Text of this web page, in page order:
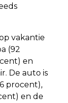
vakantie
(92
en
De auto is
procent),
en de